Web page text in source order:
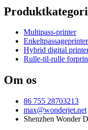
Produktkategori
Multipass-printer
Enkeltpassageprinter
Hybrid digital
Rulle-til-rulle
Om os
86 755 28703213
max@wonderjet.net
Shenzhen Wonder